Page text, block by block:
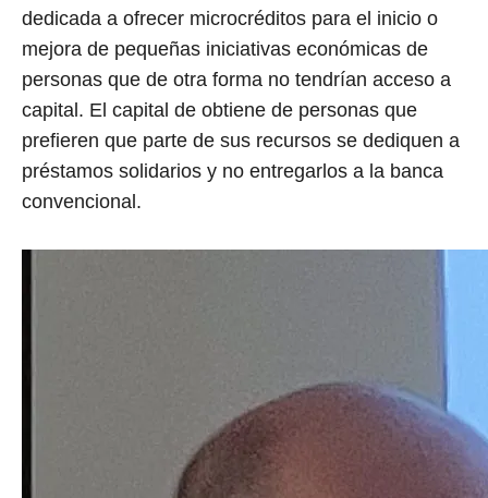
dedicada a ofrecer microcréditos para el inicio o
mejora de pequeñas iniciativas económicas de
personas que de otra forma no tendrían acceso a
capital. El capital de obtiene de personas que
prefieren que parte de sus recursos se dediquen a
préstamos solidarios y no entregarlos a la banca
convencional.